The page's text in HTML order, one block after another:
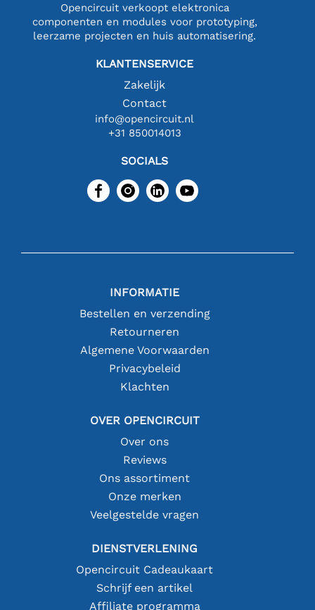
Opencircuit verkoopt elektronica
componenten en modules voor prototyping,
leerzame projecten en huis automatisering.
KLANTENSERVICE
Zakelijk
Contact
info@opencircuit.nl
+31 850014013
SOCIALS
INFORMATIE
Bestellen en verzending
Retourneren
Algemene Voorwaarden
Privacybeleid
Klachten
OVER OPENCIRCUIT
Over ons
Reviews
Ons assortiment
Onze merken
Veelgestelde vragen
DIENSTVERLENING
Opencircuit Cadeaukaart
Schrijf een artikel
Affiliate programma